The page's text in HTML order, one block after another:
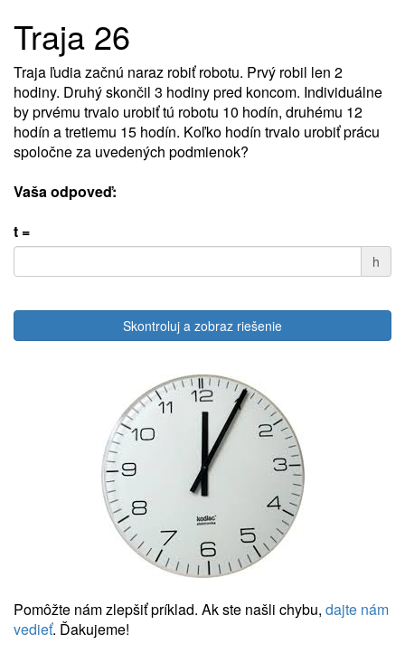
Traja 26
Traja ľudia začnú naraz robiť robotu. Prvý robil len 2
hodiny. Druhý skončil 3 hodiny pred koncom. Individuálne
by prvému trvalo urobiť tú robotu 10 hodín, druhému 12
hodín a tretiemu 15 hodín. Koľko hodín trvalo urobiť prácu
spoločne za uvedených podmienok?
Vaša odpoveď:
t =
h
Skontroluj a zobraz riešenie
Pomôžte nám zlepšiť príklad. Ak ste našli chybu, dajte nám
vedieť. Ďakujeme!